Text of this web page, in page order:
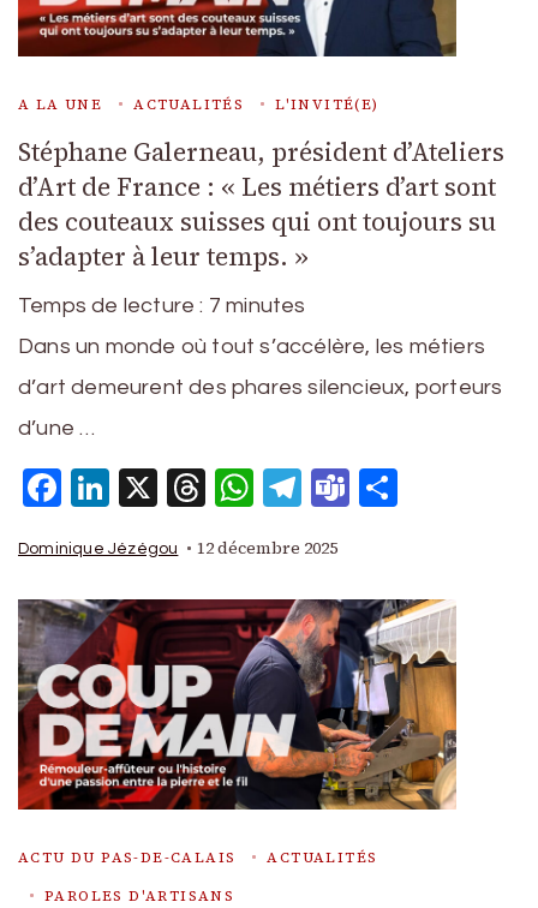
A LA UNE ACTUALITÉS L'INVITÉ(E)
Stéphane Galerneau, président d’Ateliers
d’Art de France : « Les métiers d’art sont
des couteaux suisses qui ont toujours su
s’adapter à leur temps. »
Temps de lecture : 7 minutes
Dans un monde où tout s’accélère, les métiers
d’art demeurent des phares silencieux, porteurs
d’une …
Facebook
LinkedIn
X Threads
WhatsApp
Telegram
Teams
Dominique Jézégou 12 décembre 2025
ACTU DU PAS-DE-CALAIS
ACTUALITÉS
PAROLES D'ARTISANS